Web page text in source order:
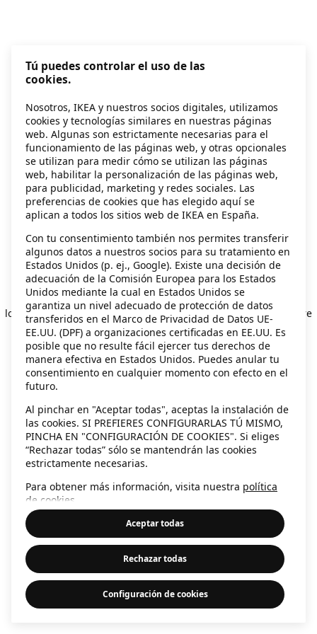
Application error: a client-side exception has occurred
loadingsecondhand.ikea.com (see the browser console for more
information).
Tú puedes controlar el uso de las
cookies.
Nosotros, IKEA y nuestros socios digitales, utilizamos
cookies y tecnologías similares en nuestras páginas
web. Algunas son estrictamente necesarias para el
funcionamiento de las páginas web, y otras opcionales
se utilizan para medir cómo se utilizan las páginas
web, habilitar la personalización de las páginas web,
para publicidad, marketing y redes sociales. Las
preferencias de cookies que has elegido aquí se
aplican a todos los sitios web de IKEA en España.
Con tu consentimiento también nos permites transferir
algunos datos a nuestros socios para su tratamiento en
Estados Unidos (p. ej., Google). Existe una decisión de
adecuación de la Comisión Europea para los Estados
Unidos mediante la cual en Estados Unidos se
garantiza un nivel adecuado de protección de datos
transferidos en el Marco de Privacidad de Datos UE-
EE.UU. (DPF) a organizaciones certificadas en EE.UU. Es
posible que no resulte fácil ejercer tus derechos de
manera efectiva en Estados Unidos. Puedes anular tu
consentimiento en cualquier momento con efecto en el
futuro.
Al pinchar en "Aceptar todas", aceptas la instalación de
las cookies. SI PREFIERES CONFIGURARLAS TÚ MISMO,
PINCHA EN "CONFIGURACIÓN DE COOKIES". Si eliges
“Rechazar todas” sólo se mantendrán las cookies
estrictamente necesarias.
Para obtener más información, visita nuestra política
de cookies
Aceptar todas
Rechazar todas
Configuración de cookies